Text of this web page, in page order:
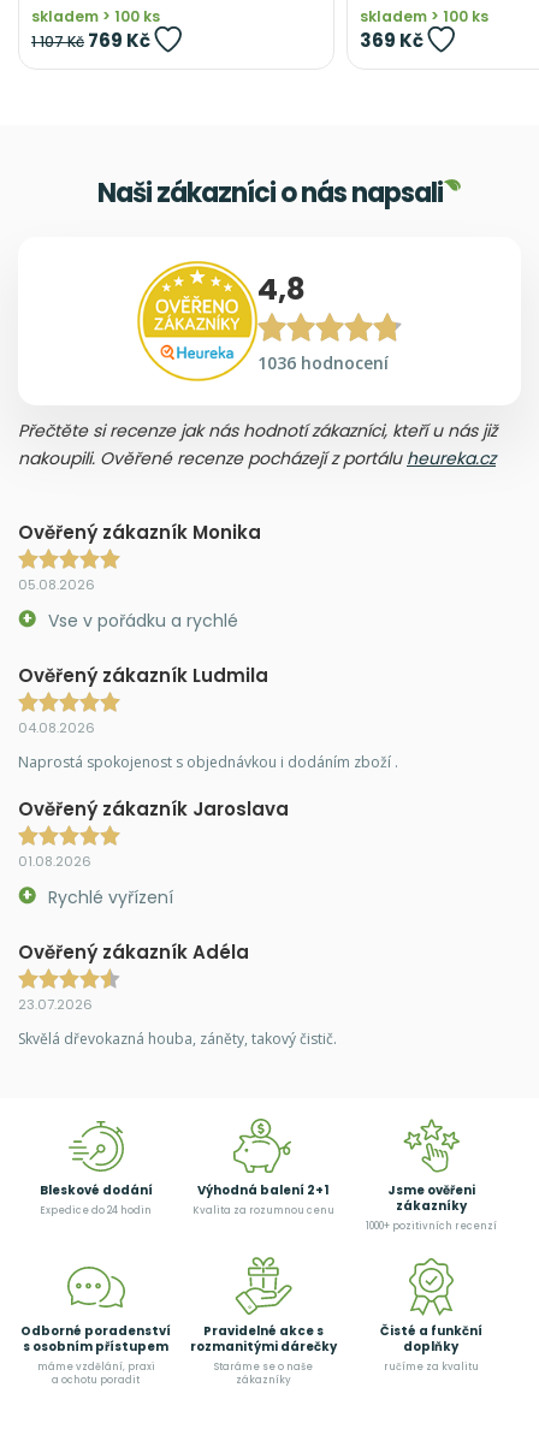
skladem > 100 ks
1 107 Kč 769 Kč
skladem > 100 ks
369 Kč
Naši zákazníci o nás napsali
4,8
1036 hodnocení
Přečtěte si recenze jak nás hodnotí zákazníci, kteří u nás již
nakoupili. Ověřené recenze pocházejí z portálu heureka.cz
Ověřený zákazník Monika
05.08.2026
Vse v pořádku a rychlé
Ověřený zákazník Ludmila
04.08.2026
Naprostá spokojenost s objednávkou i dodáním zboží .
Ověřený zákazník Jaroslava
01.08.2026
Rychlé vyřízení
Ověřený zákazník Adéla
23.07.2026
Skvělá dřevokazná houba, záněty, takový čistič.
Bleskové dodání
Expedice do 24 hodin
Výhodná balení 2+1
Kvalita za rozumnou cenu
Jsme ověřeni
zákazníky
1000+ pozitivních recenzí
Odborné poradenství
s osobním přístupem
máme vzdělání, praxi
a ochotu poradit
Pravidelné akce s
rozmanitými dárečky
Staráme se o naše
zákazníky
Čisté a funkční
doplňky
ručíme za kvalitu